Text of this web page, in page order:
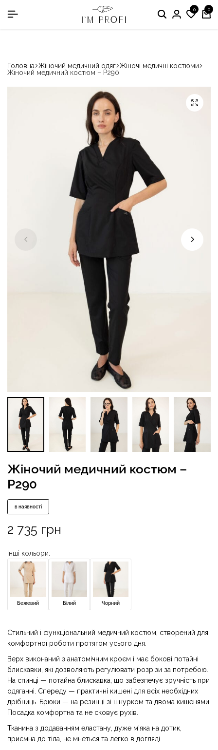
в номінації «Кращій виробник медичного одягу» 0 0
Головна Жіночий медичний одяг Жіночі медичні костюми
Жіночий медичний костюм – P290
Жіночий медичний костюм –
P290
в наявності
2 735 грн
Інші кольори:
Бежевий Білий Чорний
Стильний і функціональний медичний костюм, створений для
комфортної роботи протягом усього дня.
Верх виконаний з анатомічним кроєм і має бокові потайні
блискавки, які дозволяють регулювати розрізи за потребою.
На спинці — потайна блискавка, що забезпечує зручність при
одяганні. Спереду — практичні кишені для всіх необхідних
дрібниць. Брюки — на резинці зі шнурком та двома кишенями.
Посадка комфортна та не сковує рухів.
Тканина з додаванням еластану, дуже м’яка на дотик,
приємна до тіла, не мнеться та легко в догляді.